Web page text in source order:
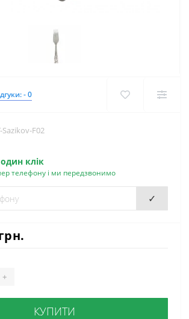
- 0
Sazikov-F02
клік
телефону і ми передзвонимо
✓
+
КУПИТИ